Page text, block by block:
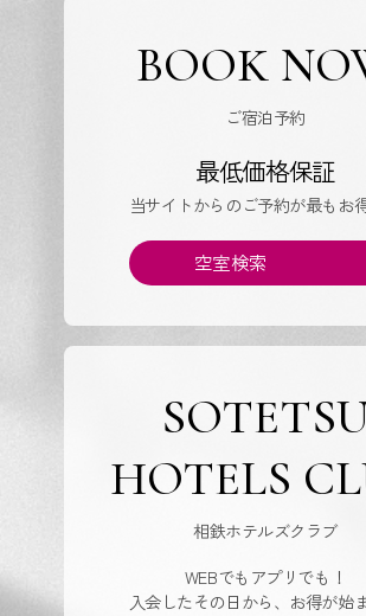
BOOK
ご宿泊予約
最低価格保証
当サイトからのご予約が最もお
空室検索
HOTELS
相鉄ホテルズクラブ
WEBでもアプリでも！
入会したその日から、お得が始